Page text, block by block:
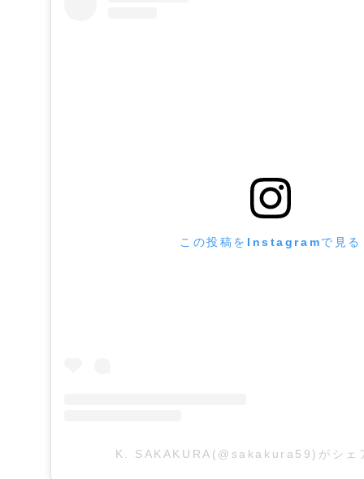
この投稿をInstagramで見る
K. SAKAKURA(@sakakura59)がシェ